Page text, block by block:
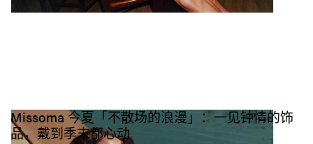
Missoma 今夏「不散场的浪漫」：一见钟情的饰
品，戴到季末都心动